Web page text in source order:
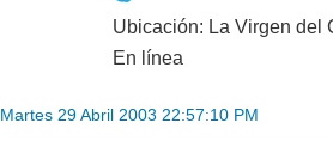
Ubicación: La Virgen del
En línea
Martes 29 Abril 2003 22:57:10 PM